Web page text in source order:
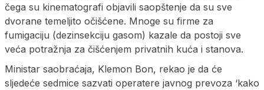
čega su kinematografi objavili saopštenje da su sve
dvorane temeljito očišćene. Mnoge su firme za
fumigaciju (dezinsekciju gasom) kazale da postoji sve
veća potražnja za čišćenjem privatnih kuća i stanova.
Ministar saobraćaja, Klemon Bon, rekao je da će
sljedeće sedmice sazvati operatere javnog prevoza ‘kako